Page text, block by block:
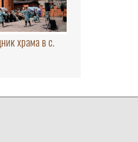
храма в с.